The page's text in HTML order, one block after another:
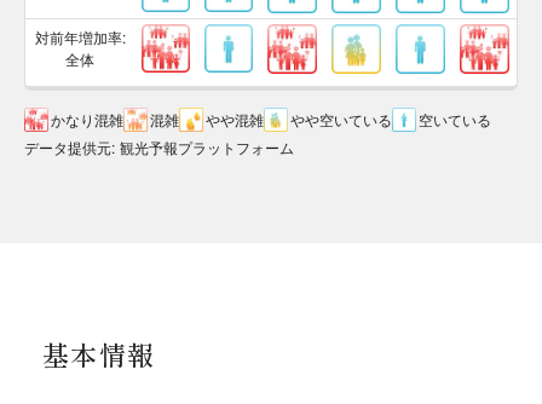
対前年増加率:
全体
かなり混雑 混雑 やや混雑 やや空いている
空いている
データ提供元: 観光予報プラットフォーム
基本情報